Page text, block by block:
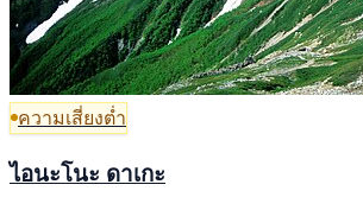
ความเสี่ยงต่ำ
ไอนะโนะ ดาเกะ